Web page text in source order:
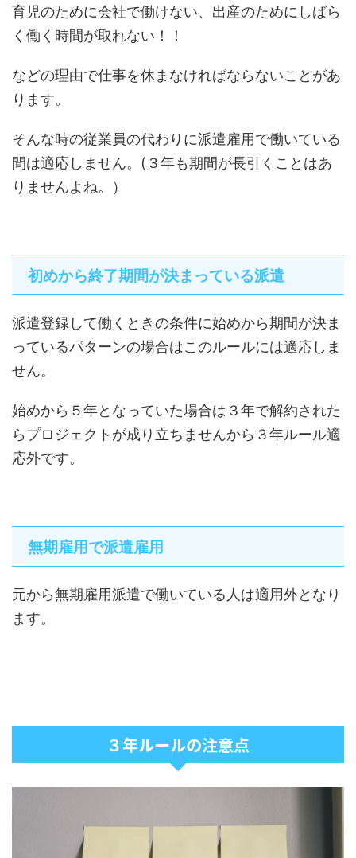
育児のために会社で働けない、出産のためにしばら
く働く時間が取れない！！
などの理由で仕事を休まなければならないことがあ
ります。
そんな時の従業員の代わりに派遣雇用で働いている
間は適応しません。(３年も期間が長引くことはあ
りませんよね。）
初めから終了期間が決まっている派遣
派遣登録して働くときの条件に始めから期間が決ま
っているパターンの場合はこのルールには適応しま
せん。
始めから５年となっていた場合は３年で解約された
らプロジェクトが成り立ちませんから３年ルール適
応外です。
無期雇用で派遣雇用
元から無期雇用派遣で働いている人は適用外となり
ます。
３年ルールの注意点